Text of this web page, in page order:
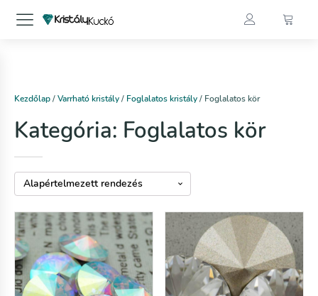
Kezdőlap/Varrható kristály/ Foglalatos kristály/ Foglalatos kör
Kategória: Foglalatos kör